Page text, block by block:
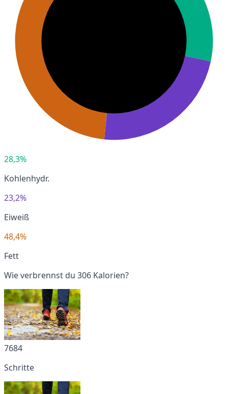
28,3%
Kohlenhydr.
23,2%
Eiweiß
48,4%
Fett
Wie verbrennst du 306 Kalorien?
7684
Schritte